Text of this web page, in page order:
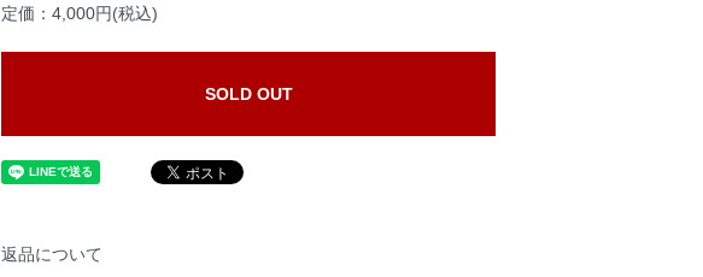
定価：4,000円(税込)
SOLD OUT
返品について